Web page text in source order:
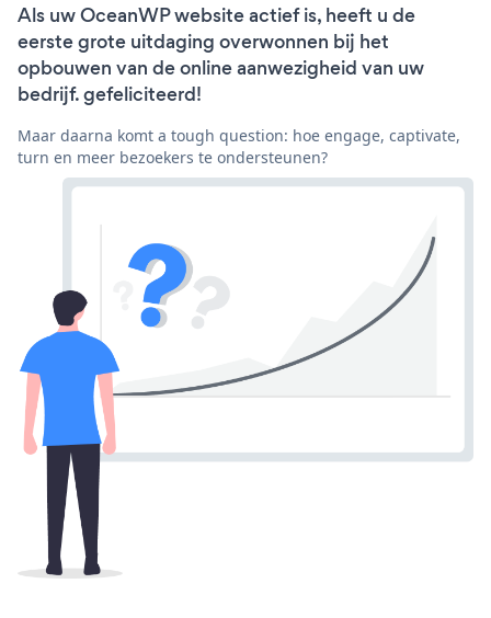
Als uw OceanWP website actief is, heeft u de
eerste grote uitdaging overwonnen bij het
opbouwen van de online aanwezigheid van uw
bedrijf. gefeliciteerd!
Maar daarna komt a tough question: hoe engage, captivate,
turn en meer bezoekers te ondersteunen?